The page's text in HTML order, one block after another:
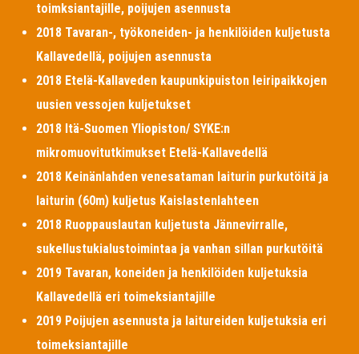
toimksiantajille, poijujen asennusta
2018 Tavaran-, työkoneiden- ja henkilöiden kuljetusta
Kallavedellä, poijujen asennusta
2018 Etelä-Kallaveden kaupunkipuiston leiripaikkojen
uusien vessojen kuljetukset
2018 Itä-Suomen Yliopiston/ SYKE:n
mikromuovitutkimukset Etelä-Kallavedellä
2018 Keinänlahden venesataman laiturin purkutöitä ja
laiturin (60m) kuljetus Kaislastenlahteen
2018 Ruoppauslautan kuljetusta Jännevirralle,
sukellustukialustoimintaa ja vanhan sillan purkutöitä
2019 Tavaran, koneiden ja henkilöiden kuljetuksia
Kallavedellä eri toimeksiantajille
2019 Poijujen asennusta ja laitureiden kuljetuksia eri
toimeksiantajille